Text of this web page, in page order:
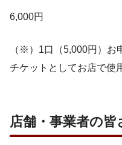
6,000円
（※）1口（5,000円）お
チケットとしてお店で使
店舗・事業者の皆